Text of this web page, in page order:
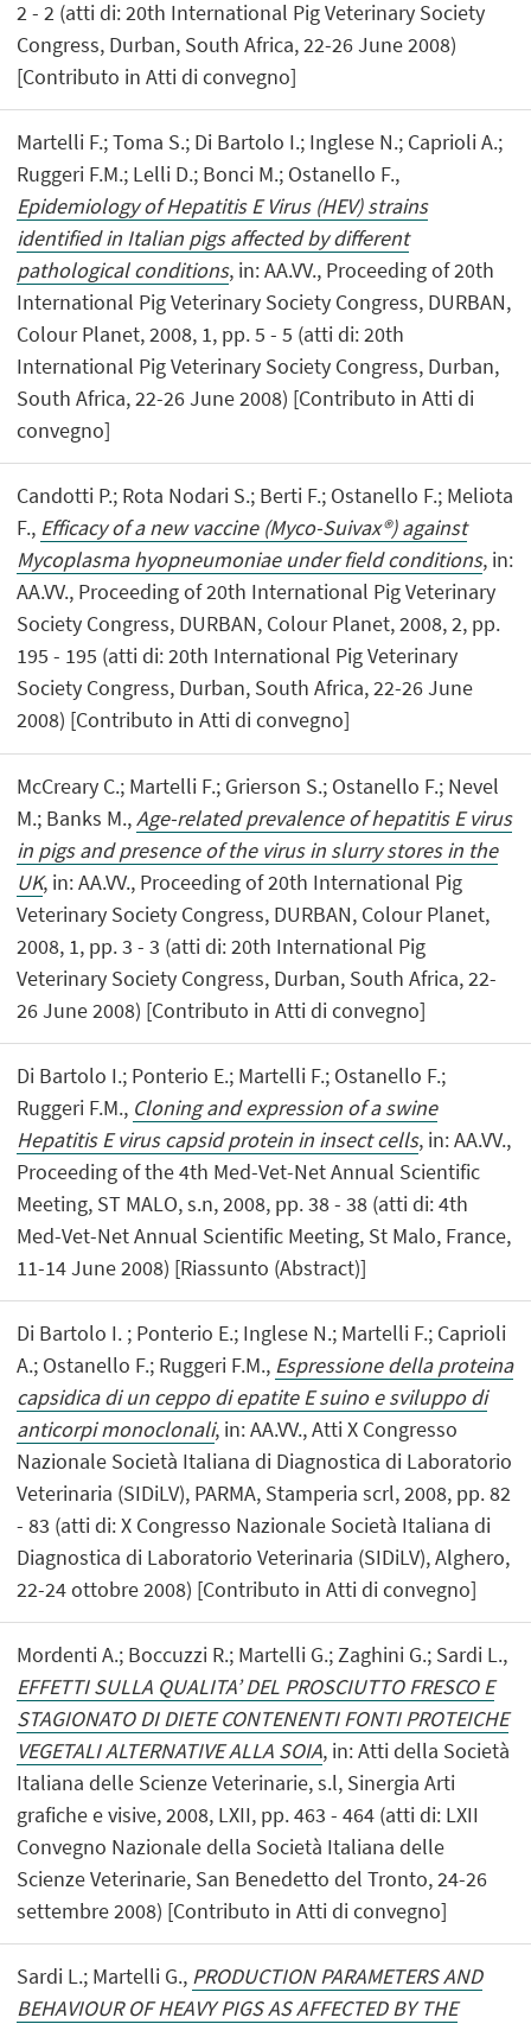
2 - 2 (atti di: 20th International Pig Veterinary Society
Congress, Durban, South Africa, 22-26 June 2008)
[Contributo in Atti di convegno]
Martelli F.; Toma S.; Di Bartolo I.; Inglese N.; Caprioli A.;
Ruggeri F.M.; Lelli D.; Bonci M.; Ostanello F.,
Epidemiology of Hepatitis E Virus (HEV) strains
identified in Italian pigs affected by different
pathological conditions, in: AA.VV., Proceeding of 20th
International Pig Veterinary Society Congress, DURBAN,
Colour Planet, 2008, 1, pp. 5 - 5 (atti di: 20th
International Pig Veterinary Society Congress, Durban,
South Africa, 22-26 June 2008) [Contributo in Atti di
convegno]
Candotti P.; Rota Nodari S.; Berti F.; Ostanello F.; Meliota
F., Efficacy of a new vaccine (Myco-Suivax®) against
Mycoplasma hyopneumoniae under field conditions, in:
AA.VV., Proceeding of 20th International Pig Veterinary
Society Congress, DURBAN, Colour Planet, 2008, 2, pp.
195 - 195 (atti di: 20th International Pig Veterinary
Society Congress, Durban, South Africa, 22-26 June
2008) [Contributo in Atti di convegno]
McCreary C.; Martelli F.; Grierson S.; Ostanello F.; Nevel
M.; Banks M.,Age-related prevalence of hepatitis E virus
in pigs and presence of the virus in slurry stores in the
UK, in: AA.VV., Proceeding of 20th International Pig
Veterinary Society Congress, DURBAN, Colour Planet,
2008, 1, pp. 3 - 3 (atti di: 20th International Pig
Veterinary Society Congress, Durban, South Africa, 22-
26 June 2008) [Contributo in Atti di convegno]
Di Bartolo I.; Ponterio E.; Martelli F.; Ostanello F.;
Ruggeri F.M., Cloning and expression of a swine
Hepatitis E virus capsid protein in insect cells, in: AA.VV.,
Proceeding of the 4th Med-Vet-Net Annual Scientific
Meeting, ST MALO, s.n, 2008, pp. 38 - 38 (atti di: 4th
Med-Vet-Net Annual Scientific Meeting, St Malo, France,
11-14 June 2008) [Riassunto (Abstract)]
Di Bartolo I. ; Ponterio E.; Inglese N.; Martelli F.; Caprioli
A.; Ostanello F.; Ruggeri F.M., Espressione della proteina
capsidica di un ceppo di epatite E suino e sviluppo di
anticorpi monoclonali, in: AA.VV., Atti X Congresso
Nazionale Società Italiana di Diagnostica di Laboratorio
Veterinaria (SIDiLV), PARMA, Stamperia scrl, 2008, pp. 82
- 83 (atti di: X Congresso Nazionale Società Italiana di
Diagnostica di Laboratorio Veterinaria (SIDiLV), Alghero,
22-24 ottobre 2008) [Contributo in Atti di convegno]
Mordenti A.; Boccuzzi R.; Martelli G.; Zaghini G.; Sardi L.,
EFFETTI SULLA QUALITA’ DEL PROSCIUTTO FRESCO E
STAGIONATO DI DIETE CONTENENTI FONTI PROTEICHE
VEGETALI ALTERNATIVE ALLA SOIA, in: Atti della Società
Italiana delle Scienze Veterinarie, s.l, Sinergia Arti
grafiche e visive, 2008, LXII, pp. 463 - 464 (atti di: LXII
Convegno Nazionale della Società Italiana delle
Scienze Veterinarie, San Benedetto del Tronto, 24-26
settembre 2008) [Contributo in Atti di convegno]
Sardi L.; Martelli G., PRODUCTION PARAMETERS AND
BEHAVIOUR OF HEAVY PIGS AS AFFECTED BY THE